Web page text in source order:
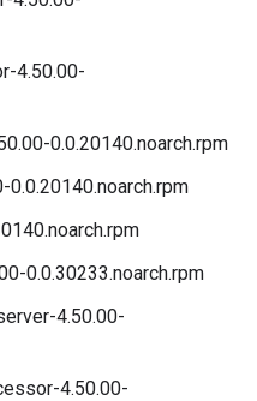
4.50.00-
0.0.20140.noarch.rpm
0.0.30233.noarch.rpm
4.50.00-
4.50.00-